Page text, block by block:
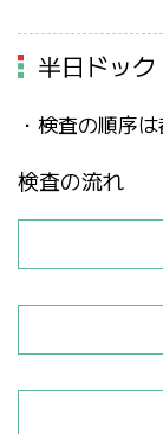
半日ドック
・検査の順序
検査の流れ